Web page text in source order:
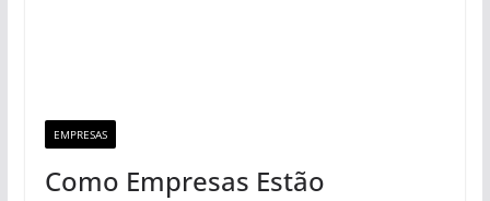
EMPRESAS
Como Empresas Estão